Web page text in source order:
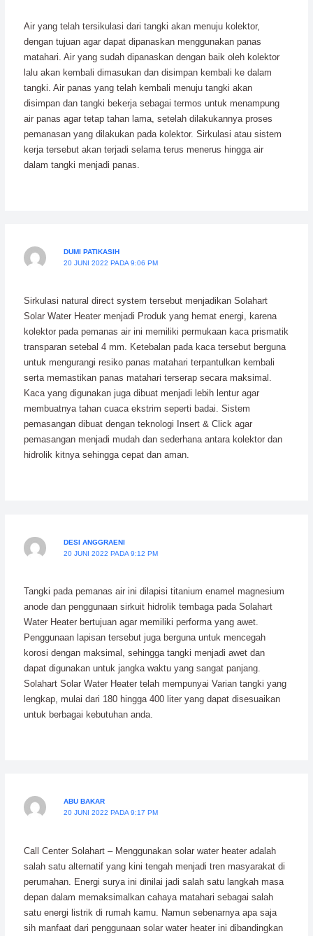
Air yang telah tersikulasi dari tangki akan menuju kolektor,
dengan tujuan agar dapat dipanaskan menggunakan panas
matahari. Air yang sudah dipanaskan dengan baik oleh kolektor
lalu akan kembali dimasukan dan disimpan kembali ke dalam
tangki. Air panas yang telah kembali menuju tangki akan
disimpan dan tangki bekerja sebagai termos untuk menampung
air panas agar tetap tahan lama, setelah dilakukannya proses
pemanasan yang dilakukan pada kolektor. Sirkulasi atau sistem
kerja tersebut akan terjadi selama terus menerus hingga air
dalam tangki menjadi panas.
DUMI PATIKASIH
20 JUNI 2022 PADA 9:06 PM
Sirkulasi natural direct system tersebut menjadikan Solahart
Solar Water Heater menjadi Produk yang hemat energi, karena
kolektor pada pemanas air ini memiliki permukaan kaca prismatik
transparan setebal 4 mm. Ketebalan pada kaca tersebut berguna
untuk mengurangi resiko panas matahari terpantulkan kembali
serta memastikan panas matahari terserap secara maksimal.
Kaca yang digunakan juga dibuat menjadi lebih lentur agar
membuatnya tahan cuaca ekstrim seperti badai. Sistem
pemasangan dibuat dengan teknologi Insert & Click agar
pemasangan menjadi mudah dan sederhana antara kolektor dan
hidrolik kitnya sehingga cepat dan aman.
DESI ANGGRAENI
20 JUNI 2022 PADA 9:12 PM
Tangki pada pemanas air ini dilapisi titanium enamel magnesium
anode dan penggunaan sirkuit hidrolik tembaga pada Solahart
Water Heater bertujuan agar memiliki performa yang awet.
Penggunaan lapisan tersebut juga berguna untuk mencegah
korosi dengan maksimal, sehingga tangki menjadi awet dan
dapat digunakan untuk jangka waktu yang sangat panjang.
Solahart Solar Water Heater telah mempunyai Varian tangki yang
lengkap, mulai dari 180 hingga 400 liter yang dapat disesuaikan
untuk berbagai kebutuhan anda.
ABU BAKAR
20 JUNI 2022 PADA 9:17 PM
Call Center Solahart – Menggunakan solar water heater adalah
salah satu alternatif yang kini tengah menjadi tren masyarakat di
perumahan. Energi surya ini dinilai jadi salah satu langkah masa
depan dalam memaksimalkan cahaya matahari sebagai salah
satu energi listrik di rumah kamu. Namun sebenarnya apa saja
sih manfaat dari penggunaan solar water heater ini dibandingkan